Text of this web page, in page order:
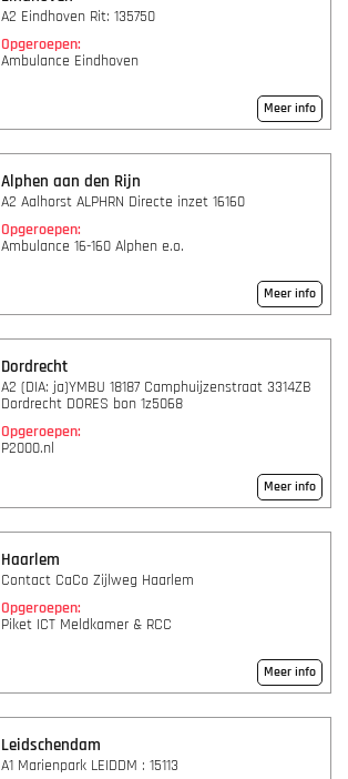
A2 Eindhoven Rit: 135750
Opgeroepen:
Ambulance Eindhoven
Meer info
Alphen aan den Rijn
A2 Aalhorst ALPHRN Directe inzet 16160
Opgeroepen:
Ambulance 16-160 Alphen e.o.
Meer info
Dordrecht
A2 (DIA: ja)YMBU 18187 Camphuijzenstraat 3314ZB
Dordrecht DORES bon 1z5068
Opgeroepen:
P2000.nl
Meer info
Haarlem
Contact CaCo Zijlweg Haarlem
Opgeroepen:
Piket ICT Meldkamer & RCC
Meer info
Leidschendam
A1 Marienpark LEIDDM : 15113